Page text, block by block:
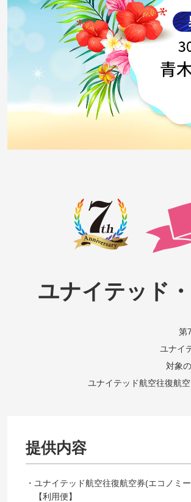
ユナイテッド
第
ユナイ
対象
ユナイテッド航空往復航
提供内容
・ユナイテッド航空往復航空券(エコノミ
【利用便】